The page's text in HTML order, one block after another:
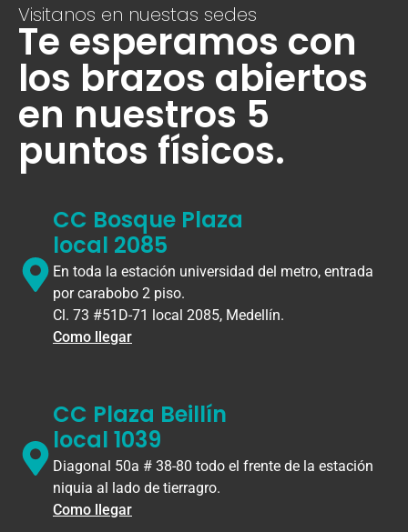
Visitanos en nuestas sedes
Te esperamos con
los brazos abiertos
en nuestros 5
puntos físicos.
CC Bosque Plaza
local 2085
En toda la estación universidad del metro, entrada
por carabobo 2 piso.
Cl. 73 #51D-71 local 2085, Medellín.
Como llegar
CC Plaza Beillín
local 1039
Diagonal 50a # 38-80 todo el frente de la estación
niquia al lado de tierragro.
Como llegar